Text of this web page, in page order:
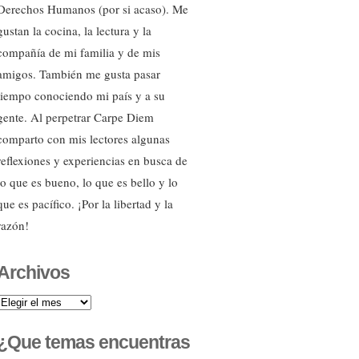
Humanos (por si acaso). Me
la cocina, la lectura y la
de mi familia y de mis
También me gusta pasar
conociendo mi país y a su
Al perpetrar Carpe Diem
con mis lectores algunas
y experiencias en busca de
que es bueno, lo que es bello y lo
es pacífico. ¡Por la libertad y la
temas encuentras